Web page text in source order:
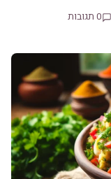
0 תגובות